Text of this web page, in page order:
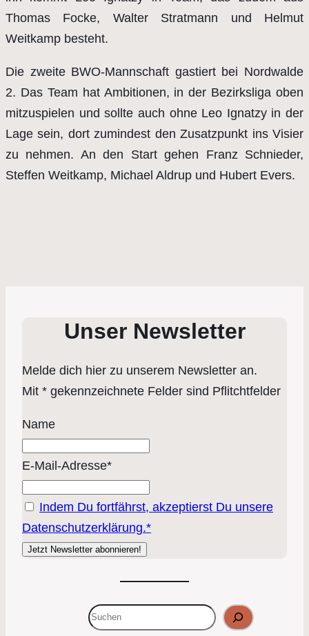
Thomas Focke, Walter Stratmann und Helmut
Weitkamp besteht.
Die zweite BWO-Mannschaft gastiert bei Nordwalde
2. Das Team hat Ambitionen, in der Bezirksliga oben
mitzuspielen und sollte auch ohne Leo Ignatzy in der
Lage sein, dort zumindest den Zusatzpunkt ins Visier
zu nehmen. An den Start gehen Franz Schnieder,
Steffen Weitkamp, Michael Aldrup und Hubert Evers.
Unser Newsletter
Melde dich hier zu unserem Newsletter an.
Mit * gekennzeichnete Felder sind Pflitchtfelder
Name
E-Mail-Adresse*
Indem Du fortfährst, akzeptierst Du unsere
Datenschutzerklärung.*